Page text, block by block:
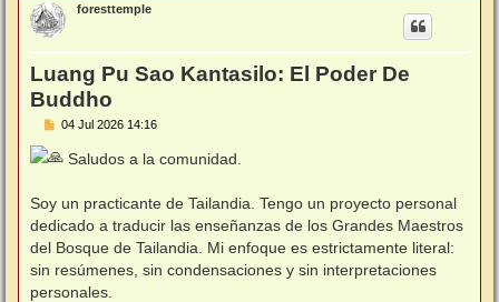
foresttemple
Luang Pu Sao Kantasilo: El Poder De
Buddho
M
n
e
04 Jul 2026 14:16
Saludos a la comunidad.
Soy un practicante de Tailandia. Tengo un proyecto personal
dedicado a traducir las enseñanzas de los Grandes Maestros
del Bosque de Tailandia. Mi enfoque es estrictamente literal:
sin resúmenes, sin condensaciones y sin interpretaciones
personales.